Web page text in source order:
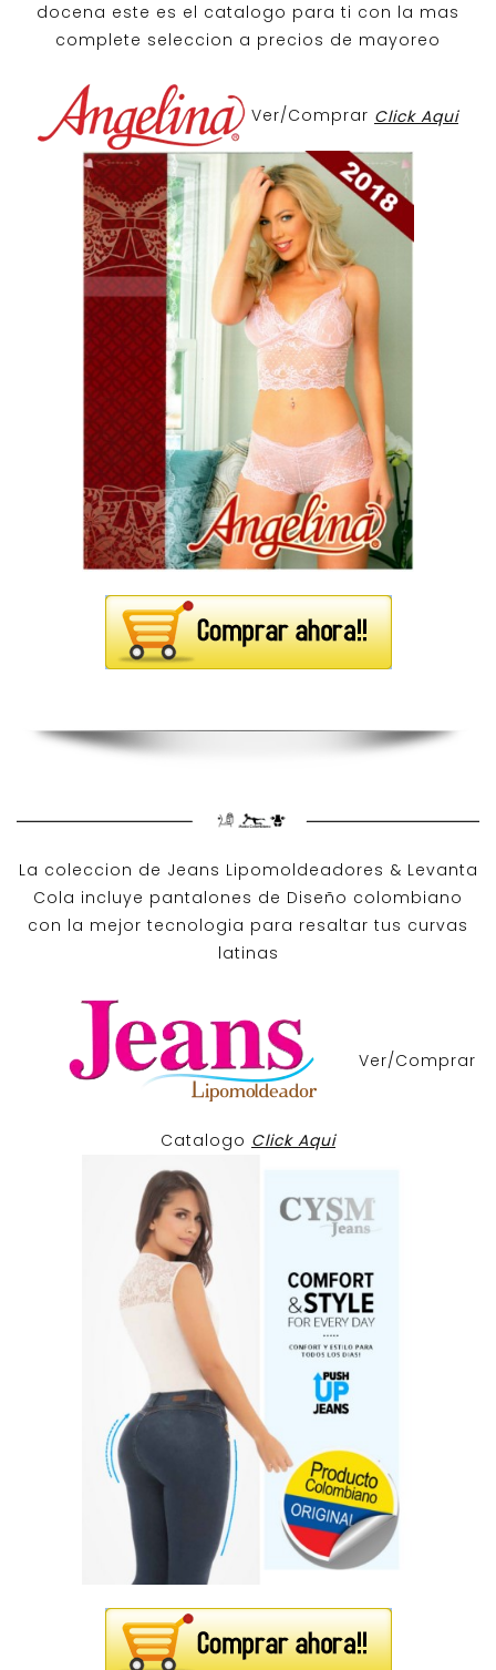
docena este es el catalogo para ti con la mas
complete seleccion a precios de mayoreo
Ver/Comprar Click Aqui
La coleccion de Jeans Lipomoldeadores & Levanta
Cola incluye pantalones de Diseño colombiano
con la mejor tecnologia para resaltar tus curvas
latinas
Ver/Comprar
Catalogo Click Aqui